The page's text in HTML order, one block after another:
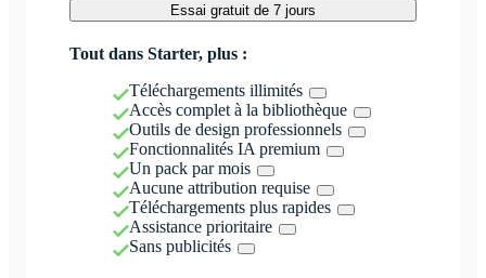
Essai gratuit de 7 jours
Tout dans Starter, plus :
Téléchargements illimités
Accès complet à la bibliothèque
Outils de design professionnels
Fonctionnalités IA premium
Un pack par mois
Aucune attribution requise
Téléchargements plus rapides
Assistance prioritaire
Sans publicités